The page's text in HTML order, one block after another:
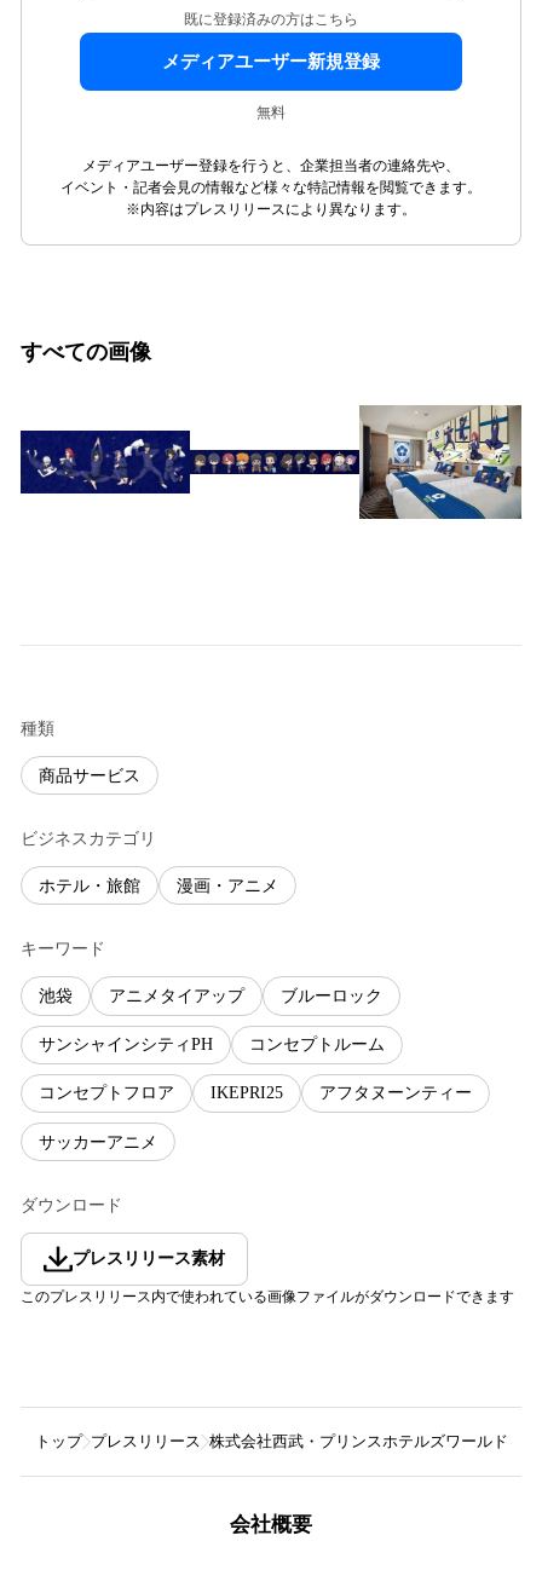
既に登録済みの方はこちら
メディアユーザー新規登録
無料
メディアユーザー登録を行うと、企業担当者の連絡先や、
イベント・記者会見の情報など様々な特記情報を閲覧できます。
※内容はプレスリリースにより異なります。
すべての画像
種類
商品サービス
ビジネスカテゴリ
ホテル・旅館 漫画・アニメ
キーワード
池袋 アニメタイアップ ブルーロック
サンシャインシティPH コンセプトルーム
コンセプトフロア IKEPRI25 アフタヌーンティー
サッカーアニメ
ダウンロード
プレスリリース素材
このプレスリリース内で使われている画像ファイルがダウンロードできます
トップ プレスリリース 株式会社西武・プリンスホテルズワールドワ
会社概要